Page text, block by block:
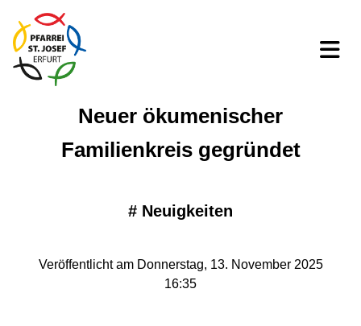
Neuer ökumenischer
Familienkreis gegründet
# Neuigkeiten
Veröffentlicht am Donnerstag, 13. November 2025
16:35